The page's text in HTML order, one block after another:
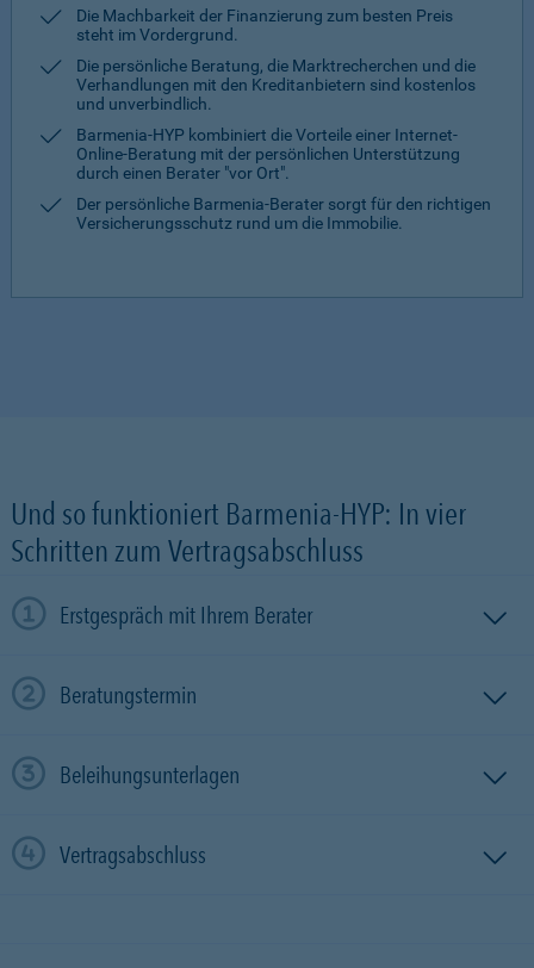
Die Machbarkeit der Finanzierung zum besten Preis
steht im Vordergrund.
Die persönliche Beratung, die Marktrecherchen und die
Verhandlungen mit den Kreditanbietern sind kostenlos
und unverbindlich.
Barmenia-HYP kombiniert die Vorteile einer Internet-
Online-Beratung mit der persönlichen Unterstützung
durch einen Berater "vor Ort".
Der persönliche Barmenia-Berater sorgt für den richtigen
Versicherungsschutz rund um die Immobilie.
Und so funktioniert Barmenia-HYP: In vier
Schritten zum Vertragsabschluss
Erstgespräch mit Ihrem Berater
Beratungstermin
Beleihungsunterlagen
Vertragsabschluss